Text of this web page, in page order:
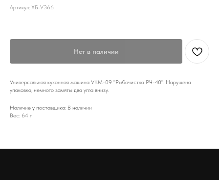
Артикул: ХБ-У366
Нет в наличии
Универсальная кухонная машина УКМ-09 "Рыбочистка РЧ-40". Нарушена
упаковка, немного замяты два угла внизу.
Наличие у поставщика: В наличии
Вес: 64 г